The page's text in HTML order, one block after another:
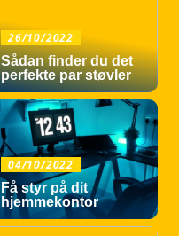
26/10/2022
Sådan finder du det
perfekte par støvler
04/10/2022
Få styr på dit
hjemmekontor